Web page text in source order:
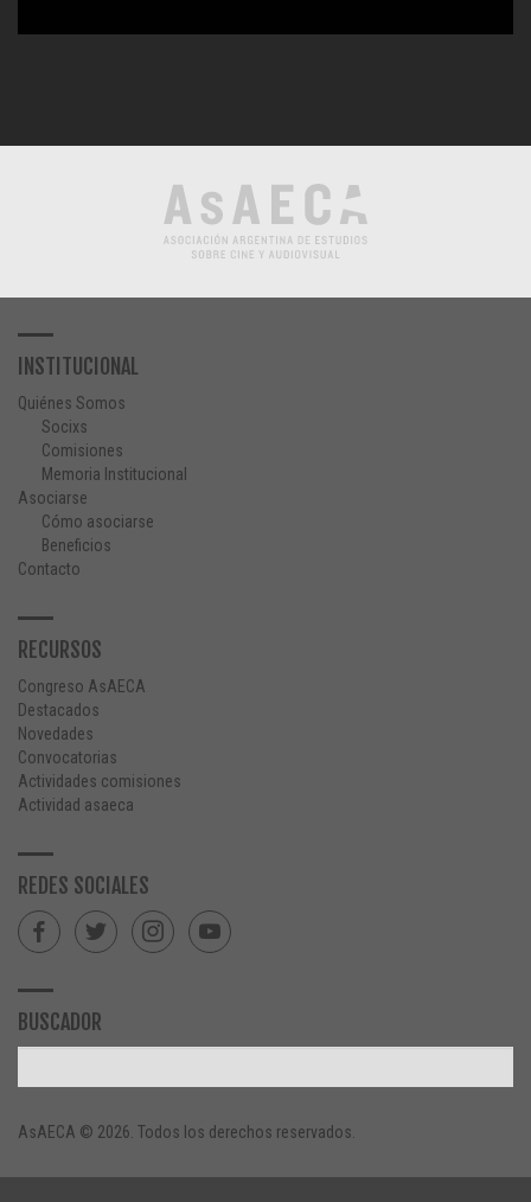
INSTITUCIONAL
Quiénes Somos
Socixs
Comisiones
Memoria Institucional
Asociarse
Cómo asociarse
Beneficios
Contacto
RECURSOS
Congreso AsAECA
Destacados
Novedades
Convocatorias
Actividades comisiones
Actividad asaeca
REDES SOCIALES
BUSCADOR
AsAECA © 2026. Todos los derechos reservados.